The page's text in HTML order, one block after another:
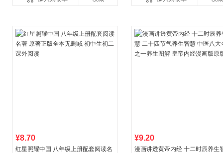
¥8.70
红星照耀中国 八年级上册配套阅读名
¥9.20
漫画讲透黄帝内经 十二时辰养生